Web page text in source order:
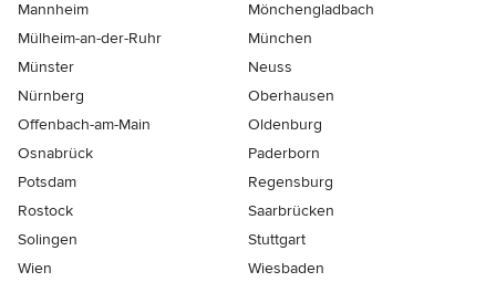
Mannheim
Mönchen­gladbach
Mülheim-an-der-Ruhr
München
Münster
Neuss
Nürnberg
Oberhausen
Offenbach-am-Main
Oldenburg
Osnabrück
Paderborn
Potsdam
Regensburg
Rostock
Saarbrücken
Solingen
Stuttgart
Wien
Wiesbaden